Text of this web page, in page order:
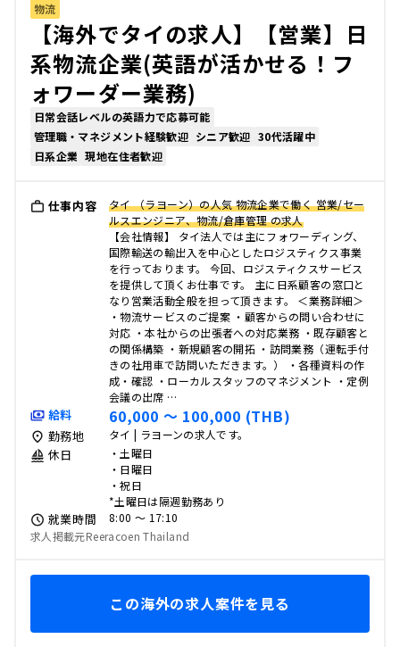
物流
【海外でタイの求人】【営業】日
系物流企業(英語が活かせる！フ
ォワーダー業務)
日常会話レベルの英語力で応募可能
管理職・マネジメント経験歓迎 シニア歓迎 30代活躍中
日系企業 現地在住者歓迎
仕事内容
タイ （ラヨーン）の人気 物流企業で働く 営業/セー
ルスエンジニア、物流/倉庫管理 の求人
【会社情報】 タイ法人では主にフォワーディング、
国際輸送の輸出入を中心としたロジスティクス事業
を行っております。 今回、ロジスティクスサービス
を提供して頂くお仕事です。 主に日系顧客の窓口と
なり営業活動全般を担って頂きます。 ＜業務詳細＞
・物流サービスのご提案 ・顧客からの問い合わせに
対応 ・本社からの出張者への対応業務 ・既存顧客と
の関係構築 ・新規顧客の開拓 ・訪問業務（運転手付
きの社用車で訪問いただきます。） ・各種資料の作
成・確認 ・ローカルスタッフのマネジメント ・定例
会議の出席 …
給料 60,000 〜 100,000 (THB)
勤務地 タイ | ラヨーンの求人です。
休日
・土曜日
・日曜日
・祝日
*土曜日は隔週勤務あり
就業時間
8:00 〜 17:10
求人掲載元Reeracoen Thailand
この海外の求人案件を見る